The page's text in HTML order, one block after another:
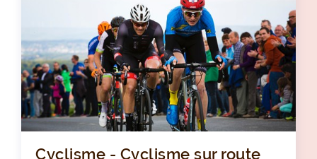
Cyclisme - Cyclisme sur route